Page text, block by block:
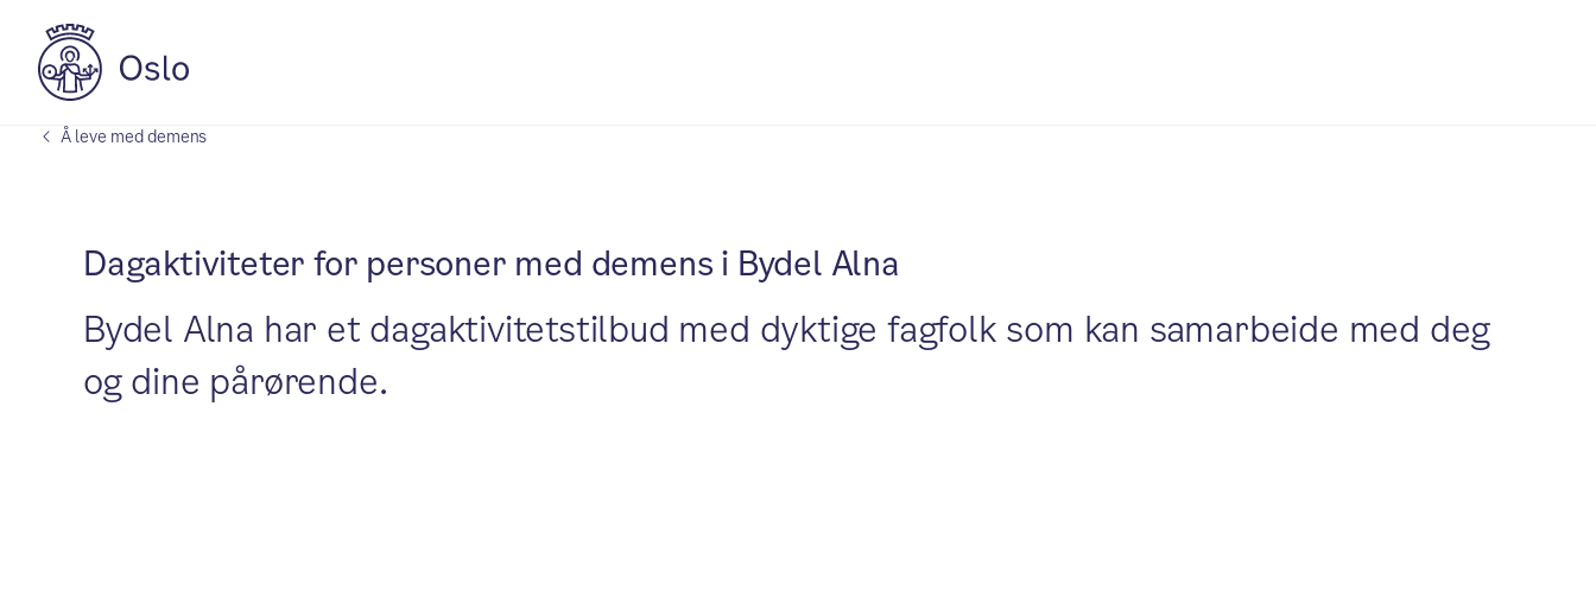
Å leve med demens
Dagaktiviteter for personer med demens i Bydel Alna
Bydel Alna har et dagaktivitetstilbud med dyktige fagfolk som kan samarbeide med deg
og dine pårørende.